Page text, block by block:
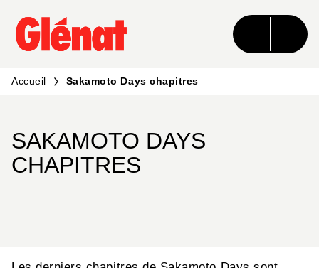
MENU RECHERCHE CONTENU
PIED DE PAGE
Accueil Sakamoto Days chapitres
SAKAMOTO DAYS
CHAPITRES